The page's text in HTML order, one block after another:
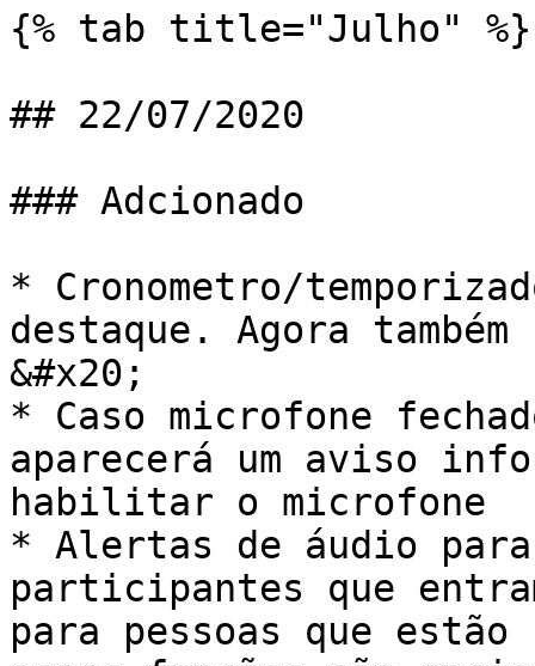
{% tab title="Julho" %}
## 22/07/2020
### Adcionado
* Cronometro/
destaque. Agora
&#x20;
* Caso microfone
aparecerá um aviso
habilitar o microfone
* Alertas de áudio
participantes que
para pessoas que